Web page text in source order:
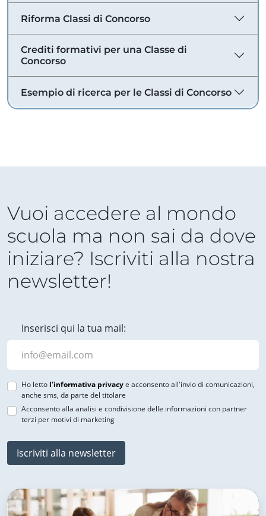
Riforma Classi di Concorso
Crediti formativi per una Classe di
Concorso
Esempio di ricerca per le Classi di Concorso
Vuoi accedere al mondo
scuola ma non sai da dove
iniziare? Iscriviti alla nostra
newsletter!
Inserisci qui la tua mail:
Ho letto l'informativa privacye acconsento all'invio di comunicazioni,
anche sms, da parte del titolare
Acconsento alla analisi e condivisione delle informazioni con partner
terzi per motivi di marketing
Iscriviti alla newsletter